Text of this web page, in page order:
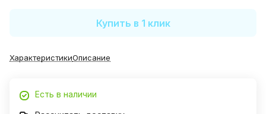
Купить в 1 клик
ХарактеристикиОписание
Есть в наличии